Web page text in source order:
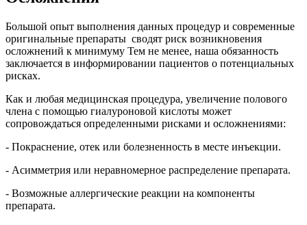
Большой опыт выполнения данных процедур и современные
оригинальные препараты сводят риск возникновения
осложнений к минимуму Тем не менее, наша обязанность
заключается в информировании пациентов о потенциальных
рисках.
Как и любая медицинская процедура, увеличение полового
члена с помощью гиалуроновой кислоты может
сопровождаться определенными рисками и осложнениями:
- Покраснение, отек или болезненность в месте инъекции.
- Асимметрия или неравномерное распределение препарата.
- Возможные аллергические реакции на компоненты
препарата.